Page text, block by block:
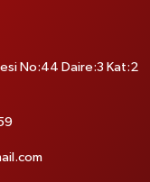
No:44 Daire:3 Kat:2